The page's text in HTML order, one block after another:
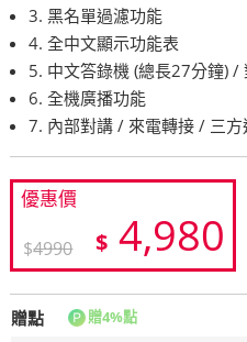
3. 黑名單過濾功能
4. 全中文顯示功能表
5. 中文答錄機 (總長27分鐘) /
6. 全機廣播功能
7. 內部對講 / 來電轉接 / 三方
優惠價
$4,980
$4990
贈點 贈4%點